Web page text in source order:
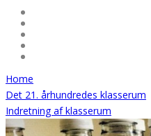
Home
Det 21. århundredes klasserum
Indretning af klasserum